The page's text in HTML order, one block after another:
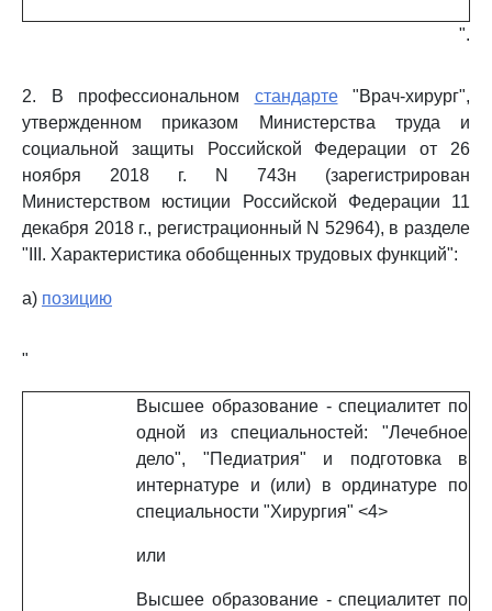
".
2. В профессиональном стандарте"Врач-хирург",
утвержденном приказом Министерства труда и
социальной защиты Российской Федерации от 26
ноября 2018 г. N 743н (зарегистрирован
Министерством юстиции Российской Федерации 11
декабря 2018 г., регистрационный N 52964), в разделе
"III. Характеристика обобщенных трудовых функций":
а) позицию
"
Высшее образование - специалитет по
одной из специальностей: "Лечебное
дело", "Педиатрия" и подготовка в
интернатуре и (или) в ординатуре по
специальности "Хирургия" <4>
или
Высшее образование - специалитет по